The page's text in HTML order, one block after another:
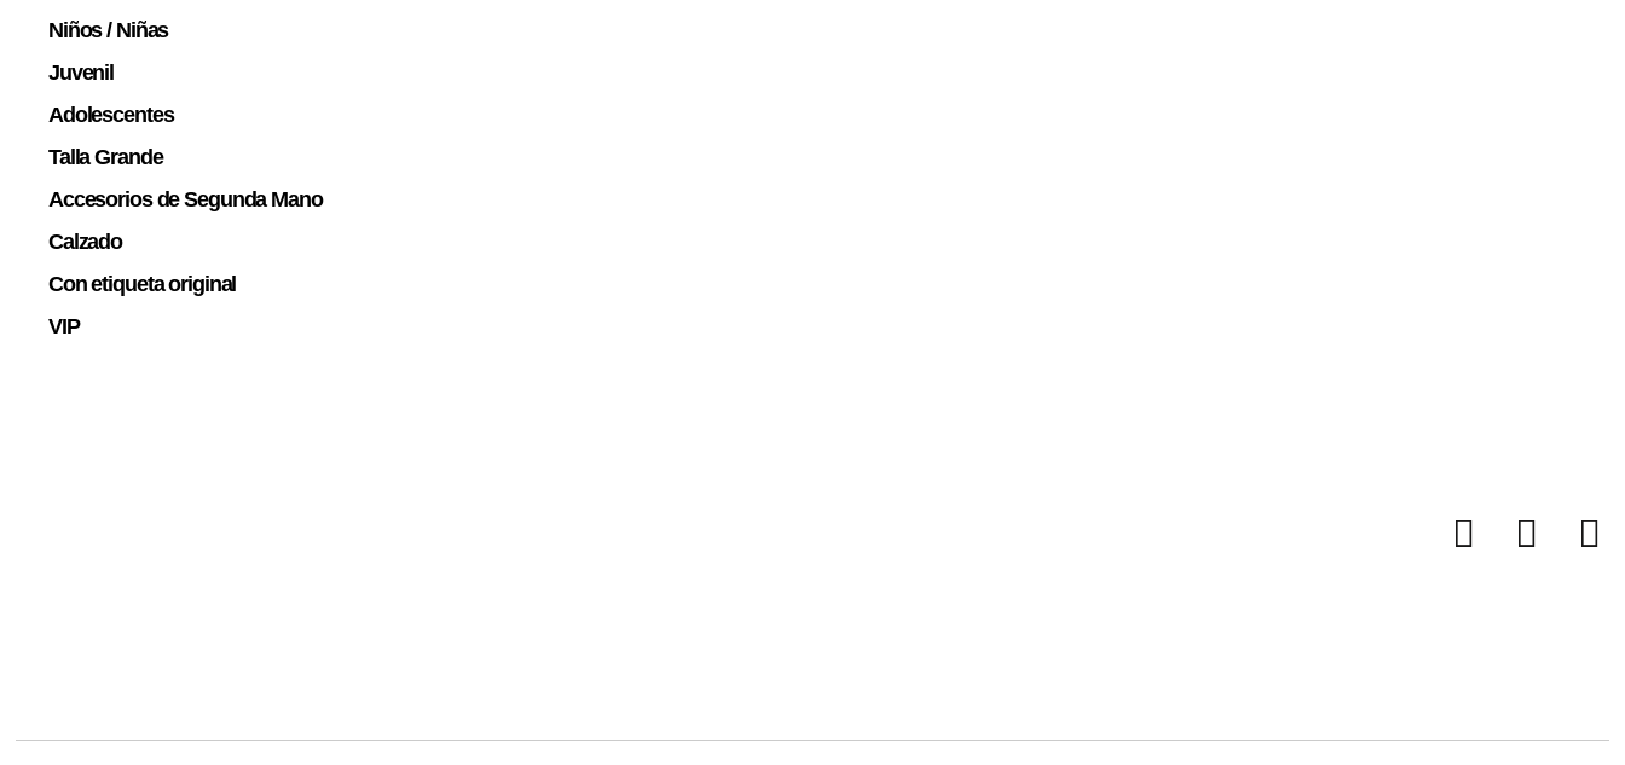
Niños / Niñas
Juvenil
Adolescentes
Talla Grande
Accesorios de Segunda Mano
Calzado
Con etiqueta original
VIP